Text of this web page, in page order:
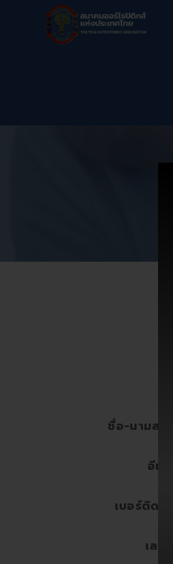
ชื่อ-นามสกุล
อีเมล
เบอร์ติดต่อ
เลข ว